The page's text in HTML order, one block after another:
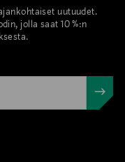
uutuudet.
jolla saat 10 %:n